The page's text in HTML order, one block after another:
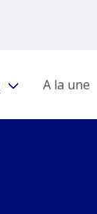
A la une